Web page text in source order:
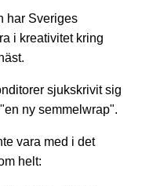
har Sveriges
i kreativitet kring
sjukskrivit sig
ny semmelwrap".
vara med i det
helt: